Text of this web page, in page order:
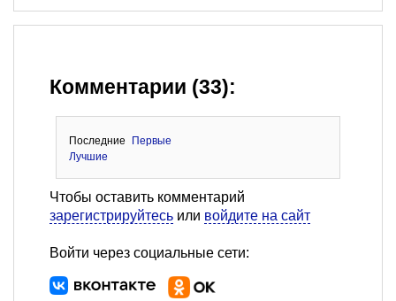
Комментарии (33):
Последние
Первые
Лучшие
Чтобы оставить комментарий
зарегистрируйтесь или войдите на сайт
Войти через социальные сети: